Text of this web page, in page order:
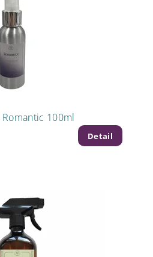
100ml
Detail